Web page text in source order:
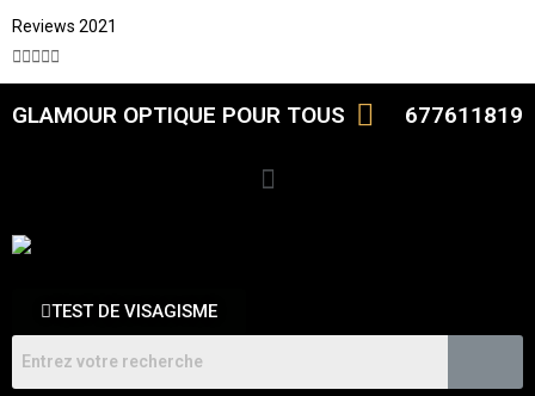
Reviews 2021

GLAMOUR OPTIQUE POUR TOUS 677611819
TEST DE VISAGISME